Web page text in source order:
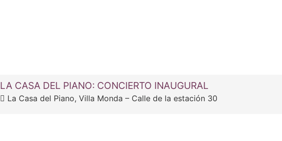
LA CASA DEL PIANO: CONCIERTO INAUGURAL
La Casa del Piano, Villa Monda – Calle de la estación 30